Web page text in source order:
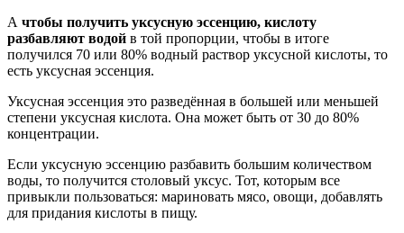
А чтобы получить уксусную эссенцию, кислоту
разбавляют водой в той пропорции, чтобы в итоге
получился 70 или 80% водный раствор уксусной кислоты, то
есть уксусная эссенция.
Уксусная эссенция это разведённая в большей или меньшей
степени уксусная кислота. Она может быть от 30 до 80%
концентрации.
Если уксусную эссенцию разбавить большим количеством
воды, то получится столовый уксус. Тот, которым все
привыкли пользоваться: мариновать мясо, овощи, добавлять
для придания кислоты в пищу.